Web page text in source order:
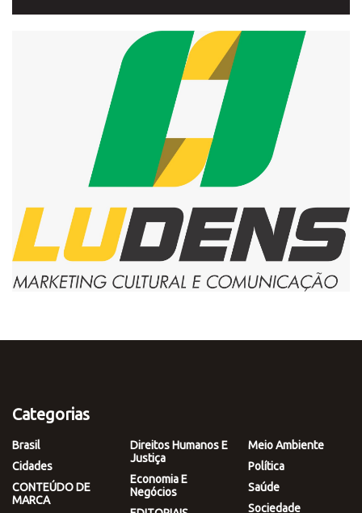
Categorias
Brasil
Cidades
CONTEÚDO DE
MARCA
Direitos Humanos E
Justiça
Economia E
Negócios
Meio Ambiente
Política
Saúde
Sociedade